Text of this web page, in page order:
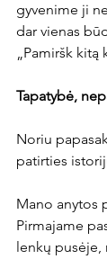
gyvenime ji
dar vienas
„Pamiršk kitą
Tapatybė,
Noriu
patirties
Mano anytos
Pirmajame
lenkų pusėje,